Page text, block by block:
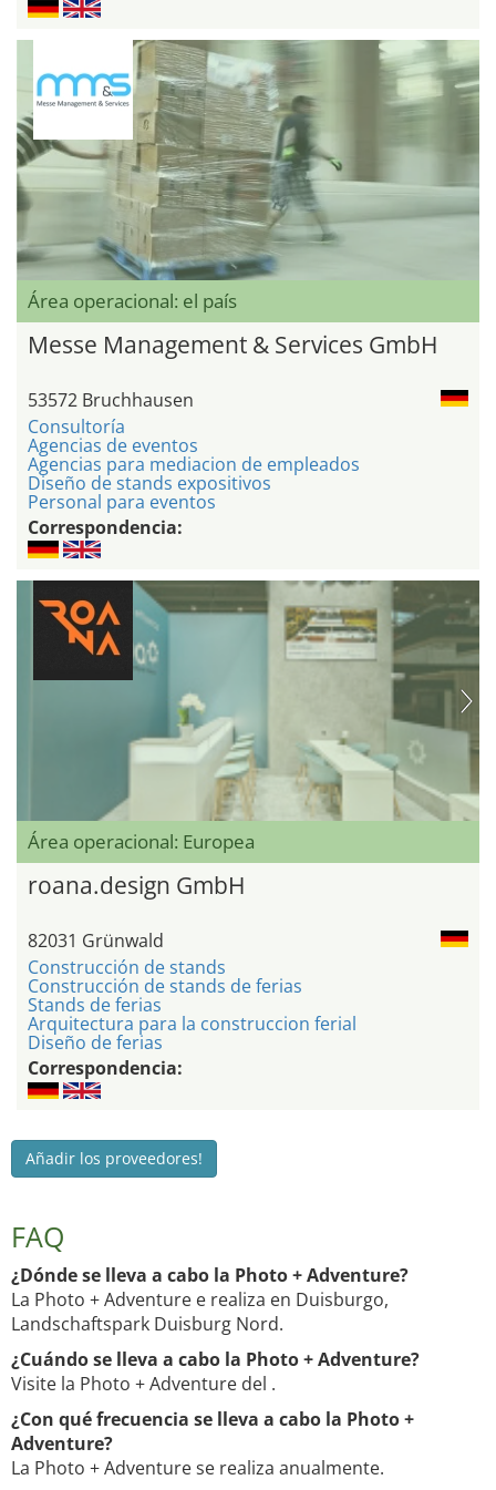
Área operacional: el país
Messe Management & Services GmbH
53572 Bruchhausen
Consultoría
Agencias de eventos
Agencias para mediacion de empleados
Diseño de stands expositivos
Personal para eventos
Correspondencia:
Área operacional: Europea
roana.design GmbH
82031 Grünwald
Construcción de stands
Construcción de stands de ferias
Stands de ferias
Arquitectura para la construccion ferial
Diseño de ferias
Correspondencia:
Añadir los proveedores!
FAQ
¿Dónde se lleva a cabo la Photo + Adventure?
La Photo + Adventure e realiza en Duisburgo,
Landschaftspark Duisburg Nord.
¿Cuándo se lleva a cabo la Photo + Adventure?
Visite la Photo + Adventure del .
¿Con qué frecuencia se lleva a cabo la Photo +
Adventure?
La Photo + Adventure se realiza anualmente.